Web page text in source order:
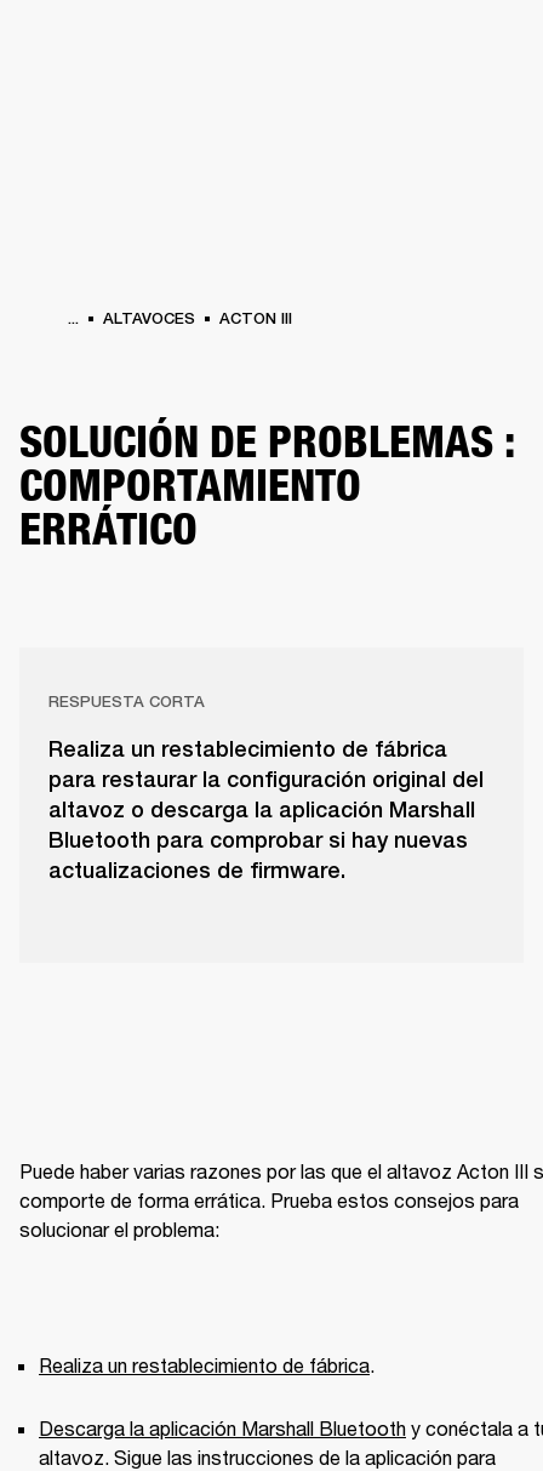
... ALTAVOCES ACTON III
SOLUCIÓN DE PROBLEMAS :
COMPORTAMIENTO
ERRÁTICO
RESPUESTA CORTA
Realiza un restablecimiento de fábrica
para restaurar la configuración original del
altavoz o descarga la aplicación Marshall
Bluetooth para comprobar si hay nuevas
actualizaciones de firmware.
Puede haber varias razones por las que el altavoz Acton III
comporte de forma errática. Prueba estos consejos para
solucionar el problema:
Realiza un restablecimiento de fábrica.
Descarga la aplicación Marshall Bluetooth y conéctala a
altavoz. Sigue las instrucciones de la aplicación para